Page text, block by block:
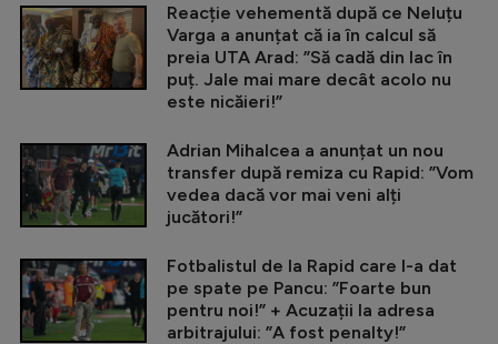
Reacție vehementă după ce Neluțu
Varga a anunțat că ia în calcul să
preia UTA Arad: ”Să cadă din lac în
puț. Jale mai mare decât acolo nu
este nicăieri!”
Adrian Mihalcea a anunțat un nou
transfer după remiza cu Rapid: ”Vom
vedea dacă vor mai veni alți
jucători!”
Fotbalistul de la Rapid care l-a dat
pe spate pe Pancu: ”Foarte bun
pentru noi!” + Acuzații la adresa
arbitrajului: ”A fost penalty!”